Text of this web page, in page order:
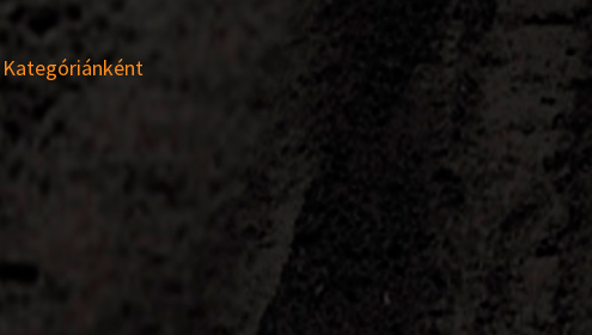
Kategóriánként